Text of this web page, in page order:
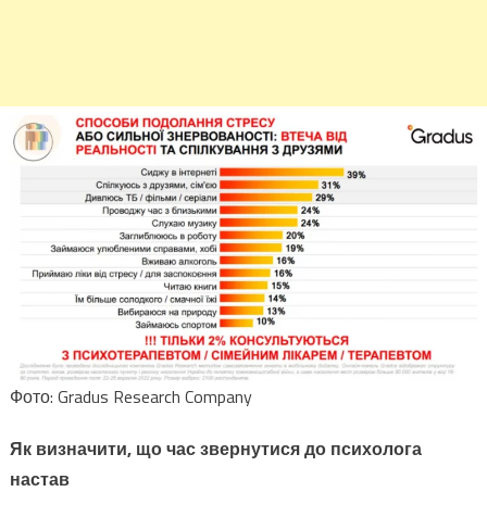
Фото: Gradus Research Company
Як визначити, що час звернутися до психолога
настав